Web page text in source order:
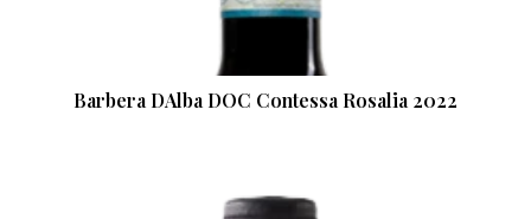
Barbera DAlba DOC Contessa Rosalia 2022